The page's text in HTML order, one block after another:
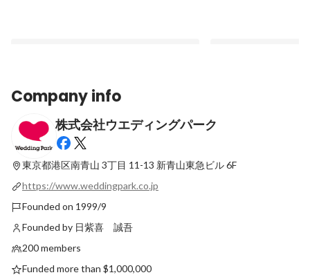
ウエディングパークの「ストーリー」総合
案内
Pinned Pinned
Company info
株式会社ウエディングパーク
東京都港区南青山 3丁目 11-13 新青山東急ビル 6F
https://www.weddingpark.co.jp
Founded on 1999/9
Founded by 日紫喜 誠吾
200 members
Funded more than $1,000,000